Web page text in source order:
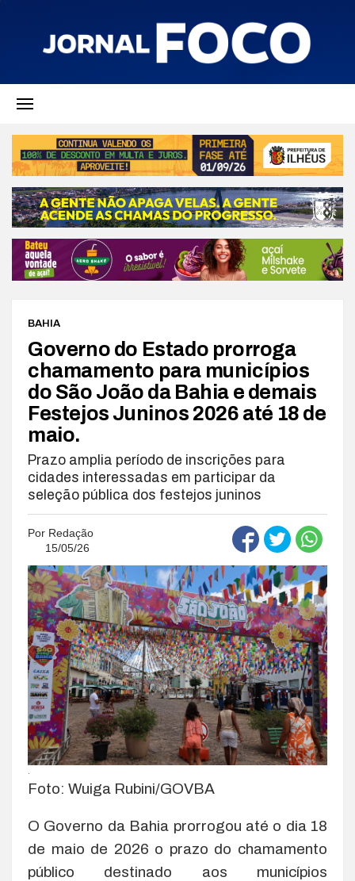
BAHIA
Governo do Estado prorroga
chamamento para municípios
do São João da Bahia e demais
Festejos Juninos 2026 até 18 de
maio.
Prazo amplia período de inscrições para
cidades interessadas em participar da
seleção pública dos festejos juninos
Por Redação
15/05/26
Foto: Wuiga Rubini/GOVBA
O Governo da Bahia prorrogou até o dia 18
de maio de 2026 o prazo do chamamento
público destinado aos municípios